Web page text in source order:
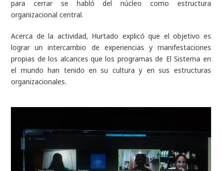
para cerrar se habló del núcleo como estructura
organizacional central.
Acerca de la actividad, Hurtado explicó que el objetivo es
lograr un intercambio de experiencias y manifestaciones
propias de los alcances que los programas de El Sistema en
el mundo han tenido en su cultura y en sus estructuras
organizacionales.